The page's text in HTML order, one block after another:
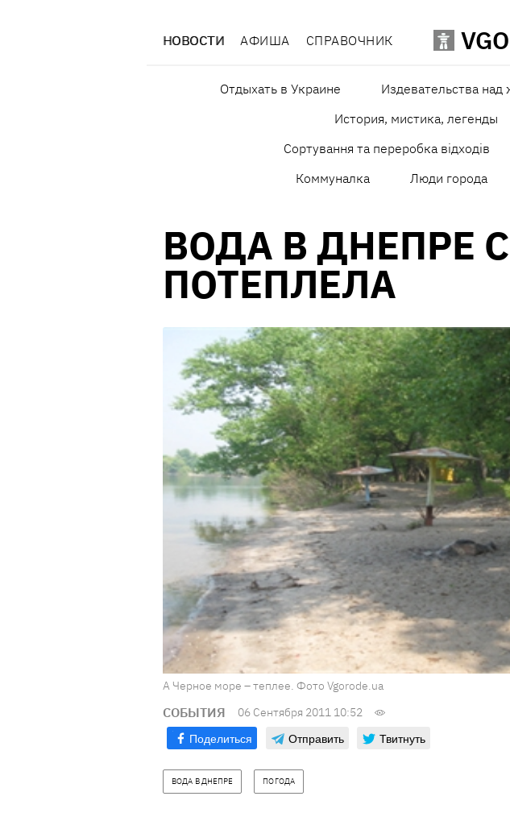
НОВОСТИ АФИША СПРАВОЧНИК
Отдыхать в Украине Издевательства
История, мистика, легенды
Сортування та переробка відходів
Коммуналка
Люди города
ВОДА В ДНЕПРЕ
ПОТЕПЛЕЛА
А Черное море – теплее. Фото Vgorode.ua
СОБЫТИЯ 06 Сентября 2011 10:52
Поделиться Отправить Твитнуть
ВОДА В ДНЕПРЕ ПОГОДА